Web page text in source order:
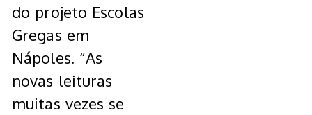
do projeto Escolas
Gregas em
Nápoles. “As
novas leituras
muitas vezes se